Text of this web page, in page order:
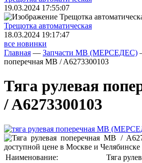
19.03.2024 17:55:07
Трещoтка автоматическая
18.03.2024 19:17:47
все новинки
Главная — Запчасти MB (МЕРСЕДЕС)
поперечная MB / A6273300103
Тяга рулевая
/ A6273300103
Наименование:
Тяга